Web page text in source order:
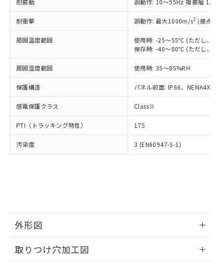
耐振動 誤動作: 10～55Hz 複振幅
耐衝撃 誤動作: 最大1000m/s2 (接点
周囲温度範囲
使用時: -25～55℃ (ただし、氷
保存時: -40～80℃ (ただし、氷
周囲湿度範囲 使用時: 35～85%RH
保護構造 パネル前面: IP66、NEMA4X,
感電保護クラス Class II
PTI（トラッキング特性） 175
汚染度 3 (EN60947-5-1)
外形図
取りつけ穴加工図
正式な納期状況および標準価格はお客
様のお取引先、またはお客様担当のオ
ムロン制御機器販売店・当社販売員に
オムロン制御機器販売店や当社販売拠
販売ネットワーク
」をご確認
在庫状況および標準価格結果を当社の
事前の承諾なく第三者に漏洩または開
示しないようお願いします。
マイパーツ機能（部品リスト作成サー
ビス）をご利用いただくには、I-Web
メンバーズにご登録されている必要が
お客様が当ウェブサイト上で当社にご
指します。
但し、RoHS指令で産業用監視および制御機器に対する
適用除外項目は除く。
フタル酸エステル類の４物質については閾値を超える意
図的な使用がないことを確認しています。
部品在庫の切り替え状況などにより、予定
月が前後することがあります。
※3 非含有証明書ダウンロード
51物質の非含有証明書（当社基準）
※本証明書は発行日時点で非含有を証明す
るもので、過去に遡って非含有を証明する
ものではありません。
また、RoHS指令のフタル酸エステル類４
DBP(フタル酸ジブチル) : 1000ppm、 DIBP(フタル酸ジ
イソブチル) : 1000ppm、 BBP(フタル酸ブチルベンジ
DEHP(フタル酸ビス(2-エチルヘキシル)) : 1000ppm
準値以下であることを示します。
「10」：通常の使用状況下において有害物
質が外部に漏えいし、環境に深刻な影響を
及ぼさない年数を意味します。
「－」：未確認です。当社販売部門へお問
全に破砕するなど、違法に輸出されな
いよう必要な手段を講じます。
当社は貴社製品を、核兵器、ミサイ
ル、化学兵器、生物兵器またはその他
武器並びにこれらの製造装置等に一切
当社は、貴社製品を第三者に販売する
場合は、上記1、2および3の内容を当
該第三者に通知します。また当社は、
販売先および販売に係わる関係者が違
法に輸出するおそれがある場合は、取
り引きをいたしません。
一定数には満たないが在庫あり
－
在庫なし(最新の在庫状況につ
いては、お客様のお取引先、ま
たはお客様担当のオムロン制御
機器販売店・当社販売員にご確
空
受注生産機種、また在庫状況の
情報を公開していない機種